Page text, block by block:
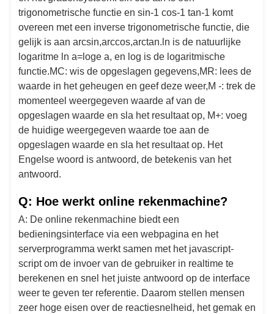
trigonometrische functie en sin-1 cos-1 tan-1 komt
overeen met een inverse trigonometrische functie, die
gelijk is aan arcsin,arccos,arctan.ln is de natuurlijke
logaritme ln a=loge a, en log is de logaritmische
functie.MC: wis de opgeslagen gegevens,MR: lees de
waarde in het geheugen en geef deze weer,M -: trek de
momenteel weergegeven waarde af van de
opgeslagen waarde en sla het resultaat op, M+: voeg
de huidige weergegeven waarde toe aan de
opgeslagen waarde en sla het resultaat op. Het
Engelse woord is antwoord, de betekenis van het
antwoord.
Q: Hoe werkt online rekenmachine?
A: De online rekenmachine biedt een
bedieningsinterface via een webpagina en het
serverprogramma werkt samen met het javascript-
script om de invoer van de gebruiker in realtime te
berekenen en snel het juiste antwoord op de interface
weer te geven ter referentie. Daarom stellen mensen
zeer hoge eisen over de reactiesnelheid, het gemak en